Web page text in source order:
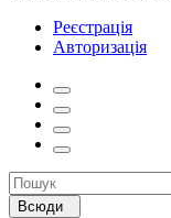
Реєстрація
Авторизація
Всюди